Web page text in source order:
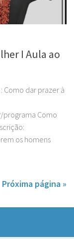
I Aula ao
: Como dar prazer à
Como
os homens
Próxima página »